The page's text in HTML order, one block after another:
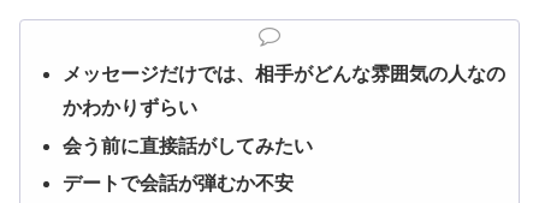
メッセージだけでは、相手がどんな雰囲気の人なの
かわかりずらい
会う前に直接話がしてみたい
デートで会話が弾むか不安